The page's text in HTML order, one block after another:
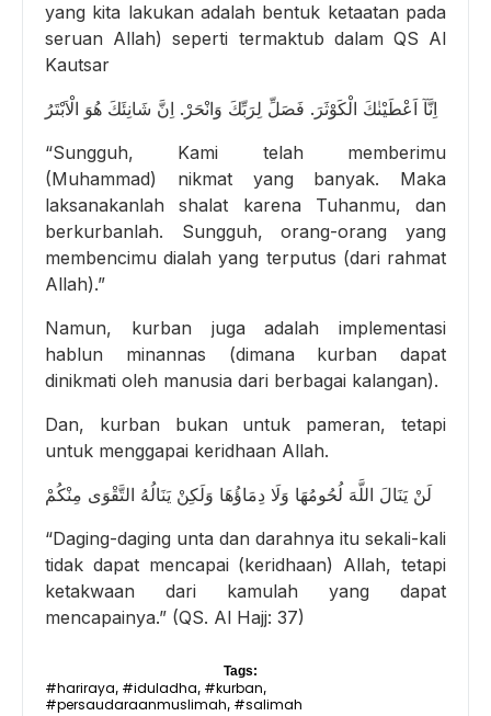
yang kita lakukan adalah bentuk ketaatan pada
seruan Allah) seperti termaktub dalam QS Al
Kautsar
اِنَّآ اَعْطَيْنٰكَ الْكَوْثَرَ. فَصَلِّ لِرَبِّكَ وَانْحَرْ. اِنَّ شَانِئَكَ هُوَ الْاَبْتَرُ
“Sungguh, Kami telah memberimu
(Muhammad) nikmat yang banyak. Maka
laksanakanlah shalat karena Tuhanmu, dan
berkurbanlah. Sungguh, orang-orang yang
membencimu dialah yang terputus (dari rahmat
Allah).”
Namun, kurban juga adalah implementasi
hablun minannas (dimana kurban dapat
dinikmati oleh manusia dari berbagai kalangan).
Dan, kurban bukan untuk pameran, tetapi
untuk menggapai keridhaan Allah.
لَنْ يَنَالَ اللَّهَ لُحُومُهَا وَلَا دِمَاؤُهَا وَلَكِنْ يَنَالُهُ التَّقْوَى مِنْكُمْ
“Daging-daging unta dan darahnya itu sekali-kali
tidak dapat mencapai (keridhaan) Allah, tetapi
ketakwaan dari kamulah yang dapat
mencapainya.” (QS. Al Hajj: 37)
Tags:
#hariraya, #iduladha, #kurban,
#persaudaraanmuslimah, #salimah